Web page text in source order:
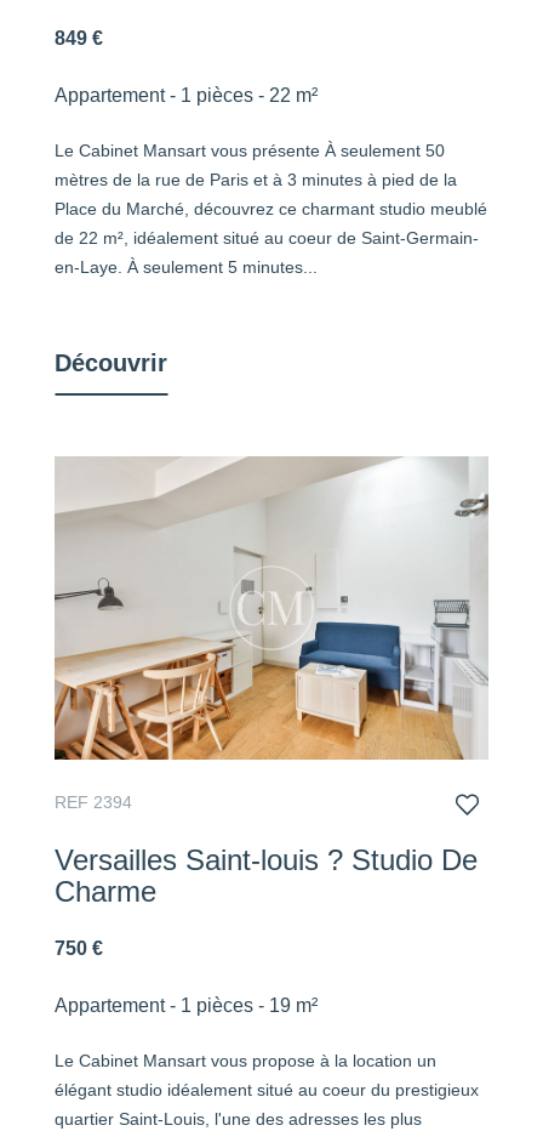
849 €
Appartement - 1 pièces - 22 m²
Le Cabinet Mansart vous présente À seulement 50
mètres de la rue de Paris et à 3 minutes à pied de la
Place du Marché, découvrez ce charmant studio meublé
de 22 m², idéalement situé au coeur de Saint-Germain-
en-Laye. À seulement 5 minutes...
Découvrir
REF 2394
Versailles Saint-louis ? Studio De
Charme
750 €
Appartement - 1 pièces - 19 m²
Le Cabinet Mansart vous propose à la location un
élégant studio idéalement situé au coeur du prestigieux
quartier Saint-Louis, l'une des adresses les plus